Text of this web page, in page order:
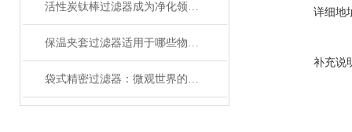
活性炭钛棒过滤器成为净化领域的创新力量
保温夹套过滤器适用于哪些物料处理场景？
袋式精密过滤器：微观世界的纯净守护者
详细地
补充说